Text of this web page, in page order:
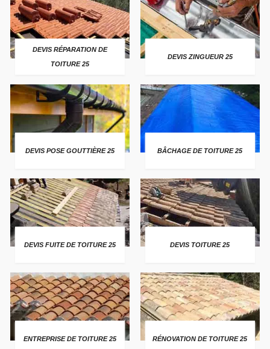
DEVIS RÉPARATION DE
TOITURE 25
DEVIS ZINGUEUR 25
DEVIS POSE GOUTTIÈRE 25 BÂCHAGE DE TOITURE 25
DEVIS FUITE DE TOITURE 25 DEVIS TOITURE 25
ENTREPRISE DE TOITURE 25 RÉNOVATION DE TOITURE 25